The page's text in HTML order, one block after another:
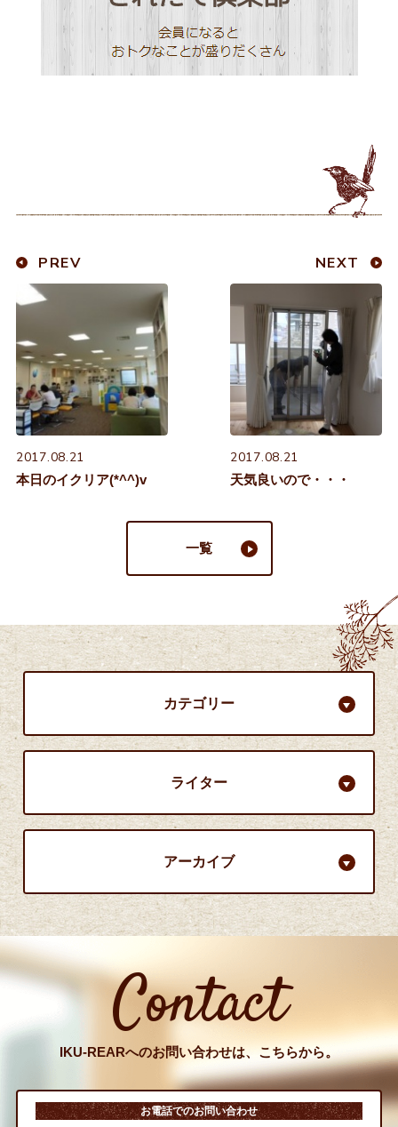
PREV
2017.08.21
本日のイクリア(*^^)v
NEXT
2017.08.21
天気良いので・・・
一覧
カテゴリー
ライター
アーカイブ
Contact
IKU-REARへのお問い合わせは、こちらから。
お電話でのお問い合わせ